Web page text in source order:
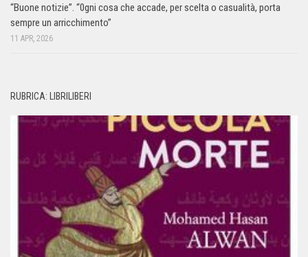
“Buone notizie”. “0gni cosa che accade, per scelta o casualità, porta
sempre un arricchimento”
11 APR, 2026
RUBRICA: LIBRILIBERI